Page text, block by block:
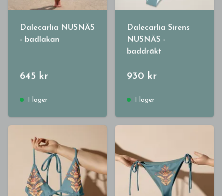
Dalecarlia NUSNÄS
- badlakan
645 kr
I lager
Dalecarlia Sirens
NUSNÄS -
baddräkt
930 kr
I lager